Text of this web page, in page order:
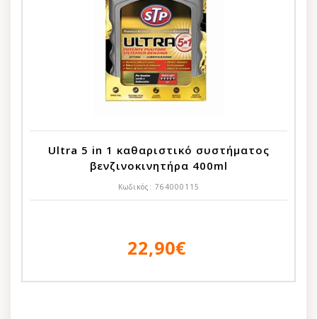
Ultra 5 in 1 καθαριστικό συστήματος
βενζινοκινητήρα 400ml
Κωδικός: 764000115
22,90€